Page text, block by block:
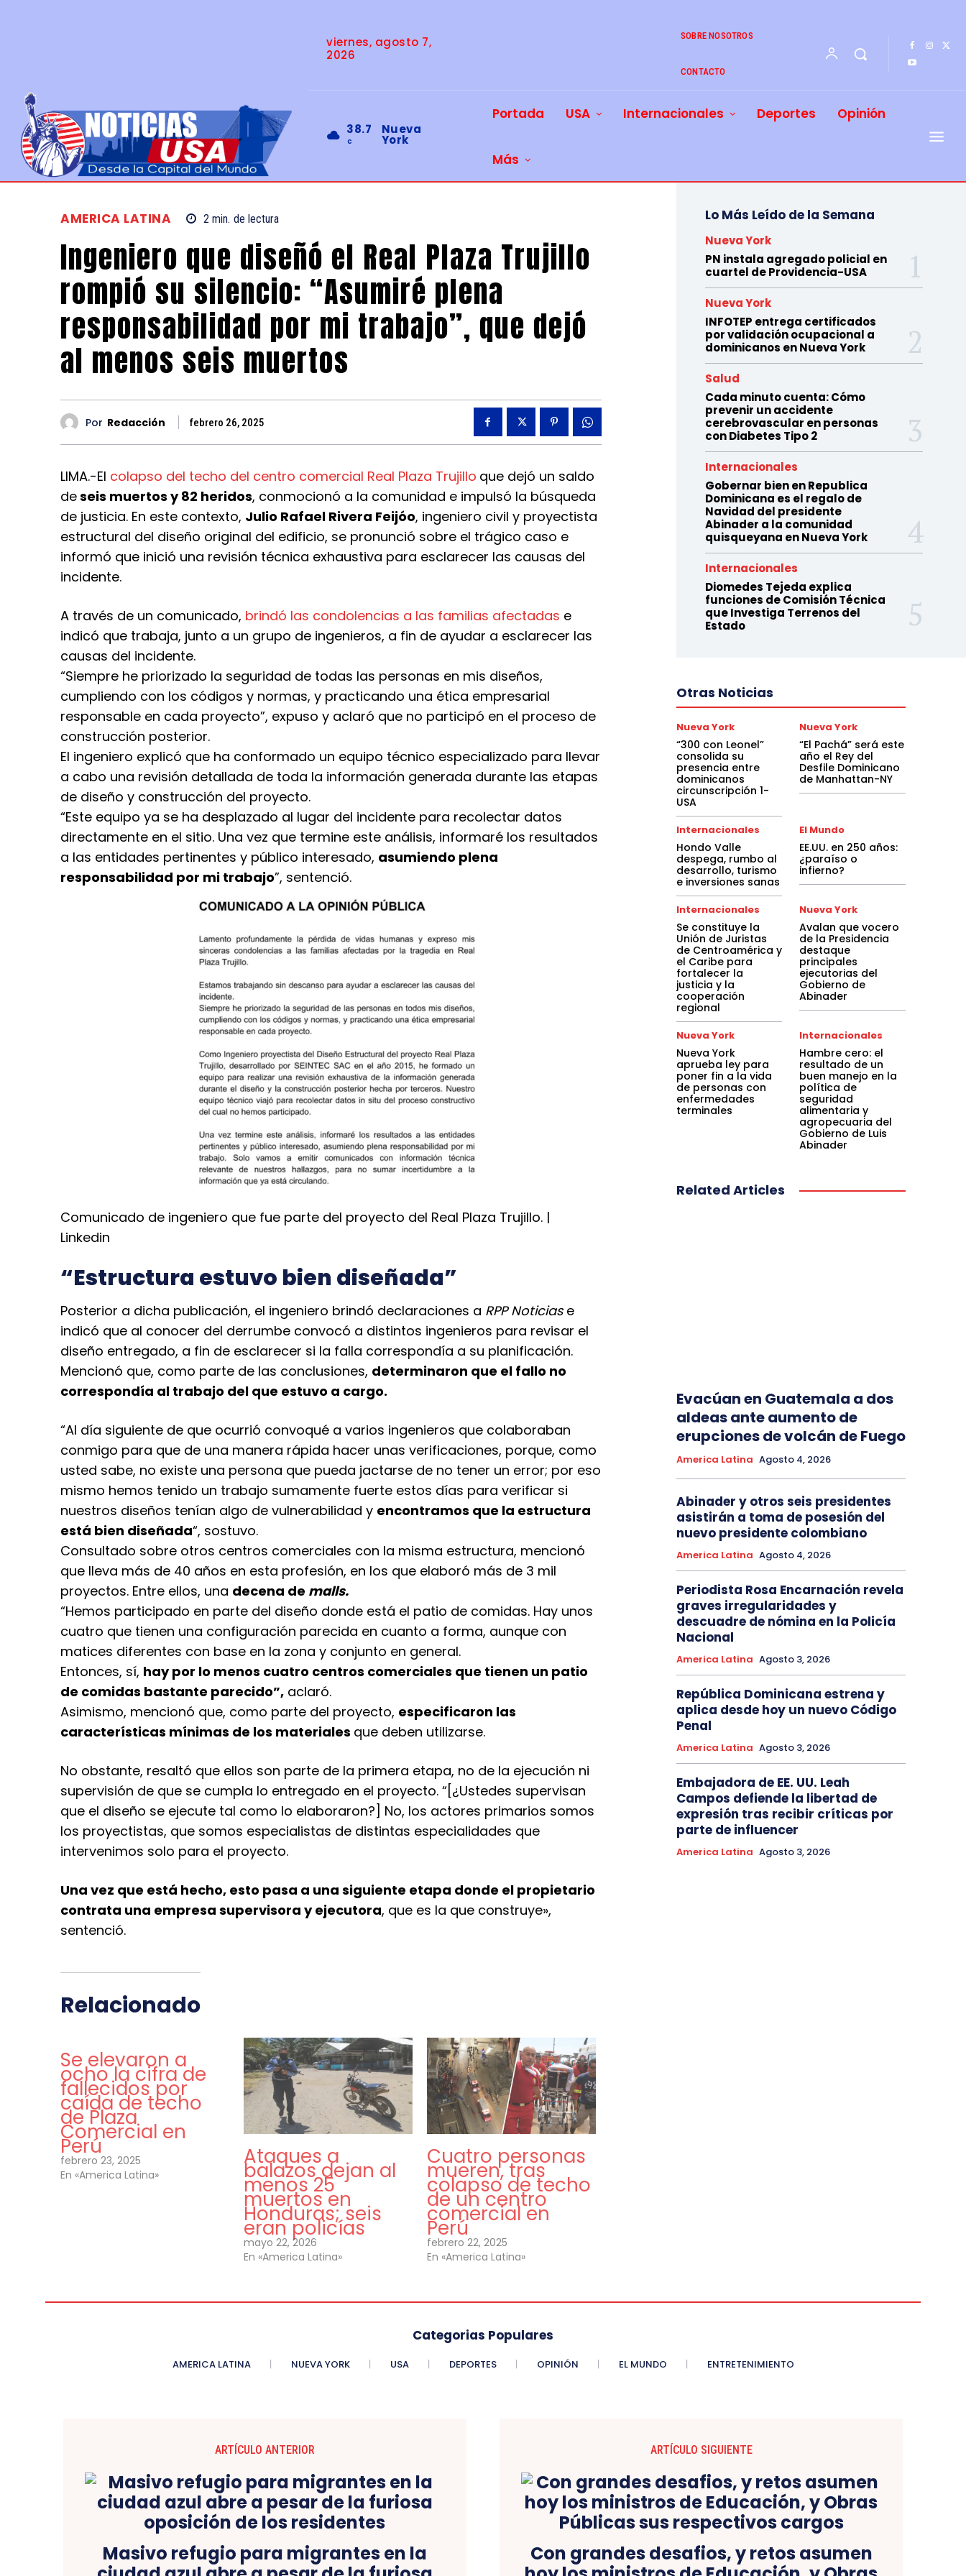
viernes, agosto 7,
2026
SOBRE NOSOTROS
CONTACTO
38.7
C
Nueva
York
Portada USA Internacionales Deportes Opinión
Más
AMERICA LATINA 2 min. de lectura
Ingeniero que diseñó el Real Plaza Trujillo
rompió su silencio: “Asumiré plena
responsabilidad por mi trabajo”, que dejó
al menos seis muertos
Por Redacción febrero 26, 2025
LIMA.-El colapso del techo del centro comercial Real Plaza Trujillo que dejó un saldo
deseis muertos y 82 heridos, conmocionó a la comunidad e impulsó la búsqueda
de justicia. En este contexto, Julio Rafael Rivera Feijóo, ingeniero civil y proyectista
estructural del diseño original del edificio, se pronunció sobre el trágico caso e
informó que inició una revisión técnica exhaustiva para esclarecer las causas del
incidente.
A través de un comunicado, brindó las condolencias a las familias afectadas e
indicó que trabaja, junto a un grupo de ingenieros, a fin de ayudar a esclarecer las
causas del incidente.
“Siempre he priorizado la seguridad de todas las personas en mis diseños,
cumpliendo con los códigos y normas, y practicando una ética empresarial
responsable en cada proyecto”, expuso y aclaró que no participó en el proceso de
construcción posterior.
El ingeniero explicó que ha conformado un equipo técnico especializado para llevar
a cabo una revisión detallada de toda la información generada durante las etapas
de diseño y construcción del proyecto.
“Este equipo ya se ha desplazado al lugar del incidente para recolectar datos
directamente en el sitio. Una vez que termine este análisis, informaré los resultados
a las entidades pertinentes y público interesado, asumiendo plena
responsabilidad por mi trabajo”, sentenció.
Comunicado de ingeniero que fue parte del proyecto del Real Plaza Trujillo. |
Linkedin
“Estructura estuvo bien diseñada”
Posterior a dicha publicación, el ingeniero brindó declaraciones a RPP Noticiase
indicó que al conocer del derrumbe convocó a distintos ingenieros para revisar el
diseño entregado, a fin de esclarecer si la falla correspondía a su planificación.
Mencionó que, como parte de las conclusiones, determinaron que el fallo no
correspondía al trabajo del que estuvo a cargo.
“Al día siguiente de que ocurrió convoqué a varios ingenieros que colaboraban
conmigo para que de una manera rápida hacer unas verificaciones, porque, como
usted sabe, no existe una persona que pueda jactarse de no tener un error; por eso
mismo hemos tenido un trabajo sumamente fuerte estos días para verificar si
nuestros diseños tenían algo de vulnerabilidad y encontramos que la estructura
está bien diseñada“, sostuvo.
Consultado sobre otros centros comerciales con la misma estructura, mencionó
que lleva más de 40 años en esta profesión, en los que elaboró más de 3 mil
proyectos. Entre ellos, una decena de malls.
“Hemos participado en parte del diseño donde está el patio de comidas. Hay unos
cuatro que tienen una configuración parecida en cuanto a forma, aunque con
matices diferentes con base en la zona y conjunto en general.
Entonces, sí, hay por lo menos cuatro centros comerciales que tienen un patio
de comidas bastante parecido”, aclaró.
Asimismo, mencionó que, como parte del proyecto, especificaron las
características mínimas de los materiales que deben utilizarse.
No obstante, resaltó que ellos son parte de la primera etapa, no de la ejecución ni
supervisión de que se cumpla lo entregado en el proyecto. “[¿Ustedes supervisan
que el diseño se ejecute tal como lo elaboraron?] No, los actores primarios somos
los proyectistas, que somos especialistas de distintas especialidades que
intervenimos solo para el proyecto.
Una vez que está hecho, esto pasa a una siguiente etapa donde el propietario
contrata una empresa supervisora y ejecutora, que es la que construye»,
sentenció.
Relacionado
Se elevaron a
ocho la cifra de
fallecidos por
caída de techo
de Plaza
Comercial en
Perú
febrero 23, 2025
En «America Latina»
Ataques a
balazos dejan al
menos 25
muertos en
Honduras; seis
eran policías
mayo 22, 2026
En «America Latina»
Cuatro personas
mueren, tras
colapso de techo
de un centro
comercial en
Perú
febrero 22, 2025
En «America Latina»
Lo Más Leído de la Semana
Nueva York
PN instala agregado policial en
cuartel de Providencia-USA
Nueva York
INFOTEP entrega certificados
por validación ocupacional a
dominicanos en Nueva York
Salud
Cada minuto cuenta: Cómo
prevenir un accidente
cerebrovascular en personas
con Diabetes Tipo 2
Internacionales
Gobernar bien en Republica
Dominicana es el regalo de
Navidad del presidente
Abinader a la comunidad
quisqueyana en Nueva York
Internacionales
Diomedes Tejeda explica
funciones de Comisión Técnica
que Investiga Terrenos del
Estado
Otras Noticias
Nueva York
“300 con Leonel”
consolida su
presencia entre
dominicanos
circunscripción 1-
USA
Nueva York
“El Pachá” será este
año el Rey del
Desfile Dominicano
de Manhattan-NY
Internacionales
Hondo Valle
despega, rumbo al
desarrollo, turismo
e inversiones sanas
El Mundo
EE.UU. en 250 años:
¿paraíso o
infierno?
Internacionales
Se constituye la
Unión de Juristas
de Centroamérica y
el Caribe para
fortalecer la
justicia y la
cooperación
regional
Nueva York
Avalan que vocero
de la Presidencia
destaque
principales
ejecutorias del
Gobierno de
Abinader
Nueva York
Nueva York
aprueba ley para
poner fin a la vida
de personas con
enfermedades
terminales
Internacionales
Hambre cero: el
resultado de un
buen manejo en la
política de
seguridad
alimentaria y
agropecuaria del
Gobierno de Luis
Abinader
Related Articles
Evacúan en Guatemala a dos
aldeas ante aumento de
erupciones de volcán de Fuego
America Latina Agosto 4, 2026
Abinader y otros seis presidentes
asistirán a toma de posesión del
nuevo presidente colombiano
America Latina Agosto 4, 2026
Periodista Rosa Encarnación revela
graves irregularidades y
descuadre de nómina en la Policía
Nacional
America Latina Agosto 3, 2026
República Dominicana estrena y
aplica desde hoy un nuevo Código
Penal
America Latina Agosto 3, 2026
Embajadora de EE. UU. Leah
Campos defiende la libertad de
expresión tras recibir críticas por
parte de influencer
America Latina Agosto 3, 2026
Categorias Populares
AMERICA LATINA NUEVA YORK USA DEPORTES OPINIÓN EL MUNDO ENTRETENIMIENTO
ARTÍCULO ANTERIOR
Masivo refugio para migrantes en la
ARTÍCULO SIGUIENTE
Con grandes desafios, y retos asumen